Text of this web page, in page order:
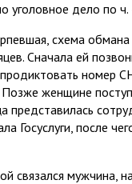
уголовное дело по
схема
Сначала ей
номер
Позже женщине
представилась
Госуслуги, после
связался мужчина,